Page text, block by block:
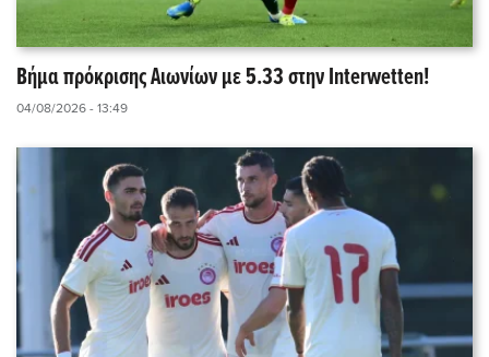
Βήμα πρόκρισης Αιωνίων με 5.33 στην Interwetten!
04/08/2026 - 13:49